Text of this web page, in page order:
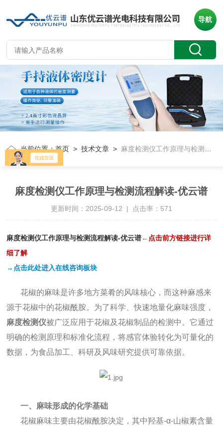
导航
当前位置：首页 >技术文章 > 麻度检测仪工作原理与检测流程解读-优云谱
麻度检测仪工作原理与检测流程解读-优云谱
更新时间：2025-09-12 | 点击率：571
麻度检测仪工作原理与检测流程解读-优云谱← 点击前方链接进行详
细了解
→点击此处进入在线咨询板块
花椒的麻味是许多地方菜肴的风味核心，而这种麻感来
源于花椒中的花椒酰胺。为了科学、快速地量化麻味强度，
麻度检测仪被广泛应用于花椒及花椒制品的检测中。它通过
明确的检测原理和标准化流程，将感官体验转化为可量化的
数据，为食品加工、科研及风味研究提供可靠依据。
一、麻味形成的化学基础
花椒麻味主要由花椒酰胺决定，其中羟基-α-山椒素含量